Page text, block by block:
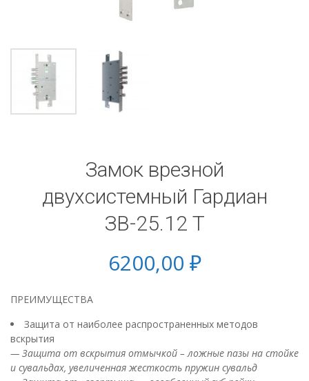
Замок врезной
двухсистемный Гардиан
ЗВ-25.12 Т
6200,00 ₽
ПРЕИМУЩЕСТВА
Защита от наиболее распространенных методов
вскрытия
— Защита от вскрытия отмычкой – ложные пазы на стойке
и сувальдах, увеличенная жесткость пружин сувальд